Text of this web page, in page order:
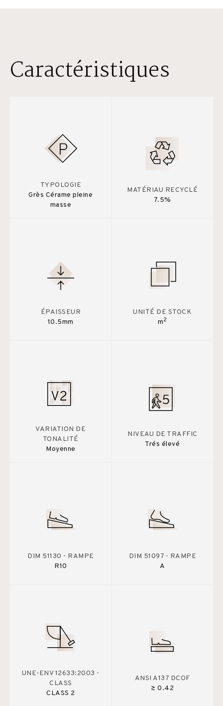
Caractéristiques
TYPOLOGIE
Grès Cérame pleine
masse
MATÉRIAU RECYCLÉ
7.5%
ÉPAISSEUR
10.5mm
UNITÉ DE STOCK
m2
VARIATION DE
TONALITÉ
Moyenne
NIVEAU DE TRAFFIC
Trés élevé
DIM 51130 - RAMPE
R10
DIM 51097 - RAMPE
A
UNE-ENV 12633:2003 -
CLASS
CLASS 2
ANSI A137 DCOF
≥ 0.42